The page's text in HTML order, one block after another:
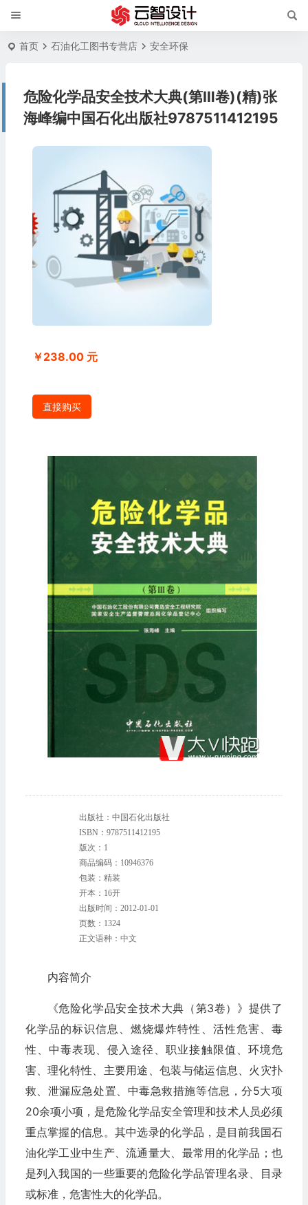
首页 石油化工图书专营店 安全环保
危险化学品安全技术大典(第Ⅲ卷)(精)张
海峰编中国石化出版社9787511412195
￥238.00 元
直接购买
出版社：中国石化出版社
ISBN：9787511412195
版次：1
商品编码：10946376
包装：精装
开本：16开
出版时间：2012-01-01
页数：1324
正文语种：中文
内容简介
《危险化学品安全技术大典（第3卷）》提供了
化学品的标识信息、燃烧爆炸特性、活性危害、毒
性、中毒表现、侵入途径、职业接触限值、环境危
害、理化特性、主要用途、包装与储运信息、火灾扑
救、泄漏应急处置、中毒急救措施等信息，分5大项
20余项小项，是危险化学品安全管理和技术人员必须
重点掌握的信息。其中选录的化学品，是目前我国石
油化学工业中生产、流通量大、最常用的化学品；也
是列入我国的一些重要的危险化学品管理名录、目录
或标准，危害性大的化学品。